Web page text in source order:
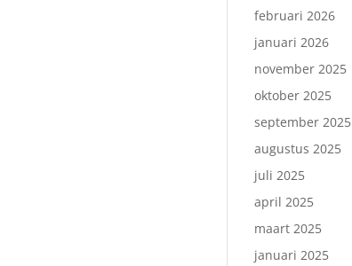
februari 2026
januari 2026
november 2025
oktober 2025
september 2025
augustus 2025
juli 2025
april 2025
maart 2025
januari 2025